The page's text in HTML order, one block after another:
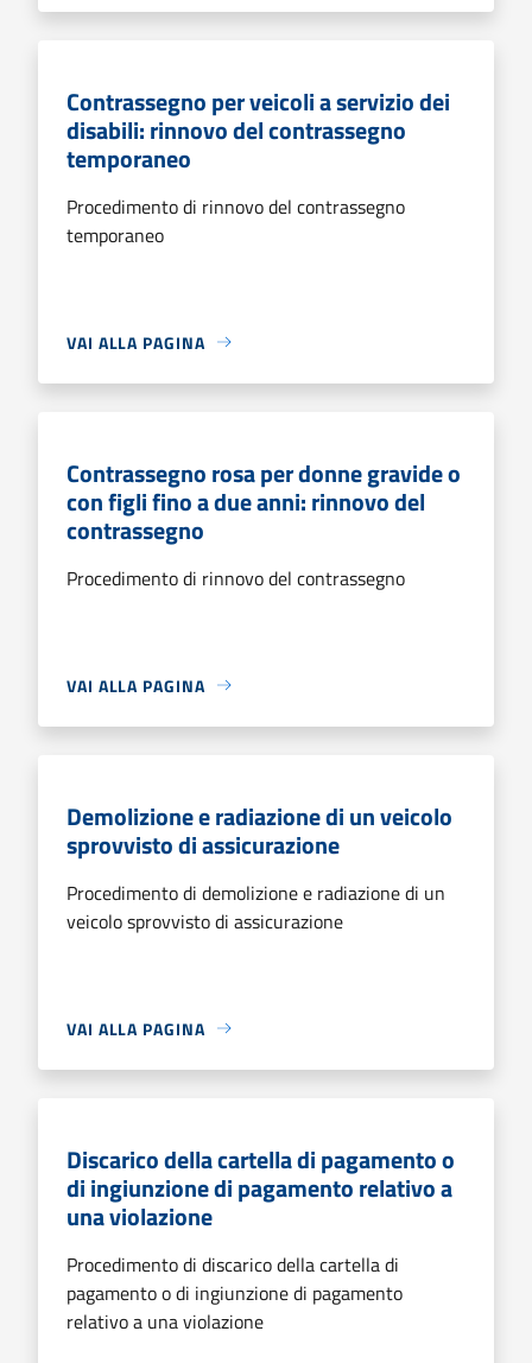
Contrassegno per veicoli a servizio dei
disabili: rinnovo del contrassegno
temporaneo
Procedimento di rinnovo del contrassegno
temporaneo
VAI ALLA PAGINA
Contrassegno rosa per donne gravide o
con figli fino a due anni: rinnovo del
contrassegno
Procedimento di rinnovo del contrassegno
VAI ALLA PAGINA
Demolizione e radiazione di un veicolo
sprovvisto di assicurazione
Procedimento di demolizione e radiazione di un
veicolo sprovvisto di assicurazione
VAI ALLA PAGINA
Discarico della cartella di pagamento o
di ingiunzione di pagamento relativo a
una violazione
Procedimento di discarico della cartella di
pagamento o di ingiunzione di pagamento
relativo a una violazione